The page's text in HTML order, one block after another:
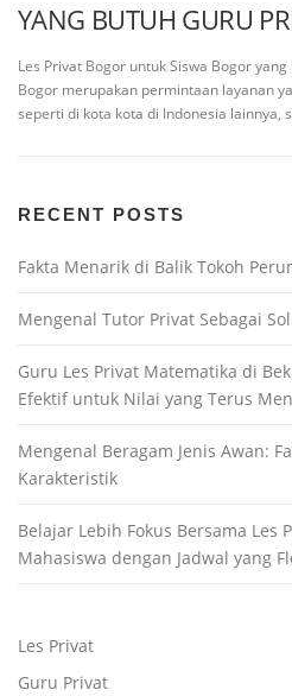
YANG BUTUH GURU
Les Privat Bogor untuk Siswa Bogor
Bogor merupakan permintaan layanan
seperti di kota kota di Indonesia lainnya,
RECENT POSTS
Fakta Menarik di Balik Tokoh
Mengenal Tutor Privat Sebagai
Guru Les Privat Matematika di
Efektif untuk Nilai yang Terus
Mengenal Beragam Jenis Awan:
Karakteristik
Belajar Lebih Fokus Bersama Les
Mahasiswa dengan Jadwal yang
Les Privat
Guru Privat